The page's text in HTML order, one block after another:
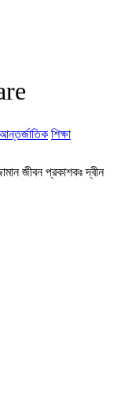
শিক্ষা
জীবন প্রকাশকঃ দ্বীন